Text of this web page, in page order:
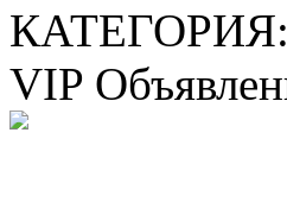
КАТЕГОРИЯ:
VIP